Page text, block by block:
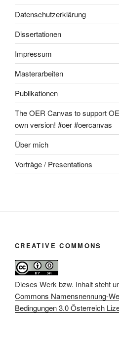
Datenschutzerklärung
Dissertationen
Impressum
Masterarbeiten
Publikationen
The OER Canvas to support
own version! #oer #oercanvas
Über mich
Vorträge / Presentations
CREATIVE COMMONS
Dieses Werk bzw. Inhalt steht
Commons Namensnennung-
Bedingungen 3.0 Österreich